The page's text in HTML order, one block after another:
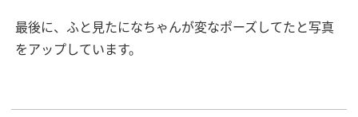
最後に、ふと見たになちゃんが変なポーズしてたと写真
をアップしています。